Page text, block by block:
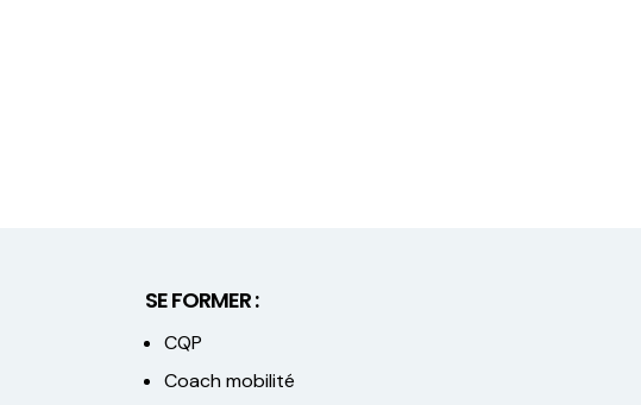
SE FORMER :
CQP
Coach mobilité